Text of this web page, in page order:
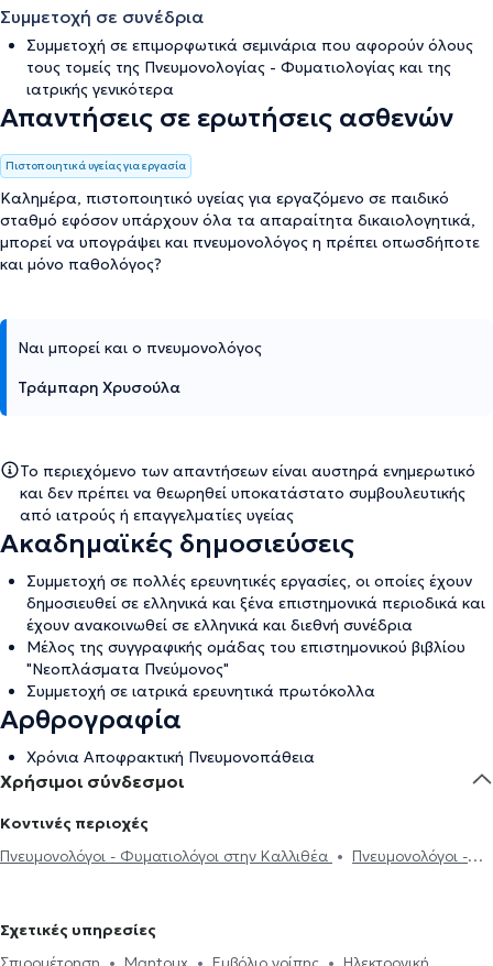
Συμμετοχή σε συνέδρια
Συμμετοχή σε επιμορφωτικά σεμινάρια που αφορούν όλους
τους τομείς της Πνευμονολογίας - Φυματιολογίας και της
ιατρικής γενικότερα
Απαντήσεις σε ερωτήσεις ασθενών
Πιστοποιητικά υγείας για εργασία
Καλημέρα, πιστοποιητικό υγείας για εργαζόμενο σε παιδικό
σταθμό εφόσον υπάρχουν όλα τα απαραίτητα δικαιολογητικά,
μπορεί να υπογράψει και πνευμονολόγος η πρέπει οπωσδήποτε
και μόνο παθολόγος?
Ναι μπορεί και ο πνευμονολόγος
Τράμπαρη Χρυσούλα
Το περιεχόμενο των απαντήσεων είναι αυστηρά ενημερωτικό
και δεν πρέπει να θεωρηθεί υποκατάστατο συμβουλευτικής
από ιατρούς ή επαγγελματίες υγείας
Ακαδημαϊκές δημοσιεύσεις
Συμμετοχή σε πολλές ερευνητικές εργασίες, οι οποίες έχουν
δημοσιευθεί σε ελληνικά και ξένα επιστημονικά περιοδικά και
έχουν ανακοινωθεί σε ελληνικά και διεθνή συνέδρια
Μέλος της συγγραφικής ομάδας του επιστημονικού βιβλίου
"Νεοπλάσματα Πνεύμονος"
Συμμετοχή σε ιατρικά ερευνητικά πρωτόκολλα
Αρθρογραφία
Χρόνια Αποφρακτική Πνευμονοπάθεια
Χρήσιμοι σύνδεσμοι
Κοντινές περιοχές
Πνευμονολόγοι - Φυματιολόγοι στην Καλλιθέα
Πνευμονολόγοι -
Πνευμονολόγοι - Φυματιολόγοι στον Άγιο Δημήτριο
Σχετικές υπηρεσίες